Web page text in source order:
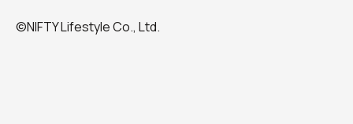
©NIFTY Lifestyle Co., Ltd.